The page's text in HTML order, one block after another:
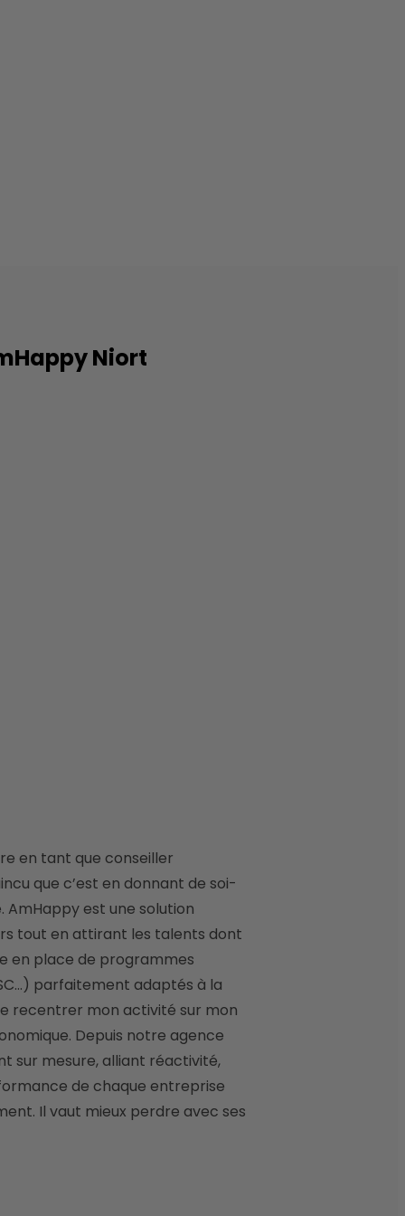
Niort
que c’est en donnant de soi-
est une solution
tout en attirant les talents dont
en place de programmes
parfaitement adaptés à la
recentrer mon activité sur mon
Depuis notre agence
sur mesure, alliant réactivité,
de chaque entreprise
Il vaut mieux perdre avec ses